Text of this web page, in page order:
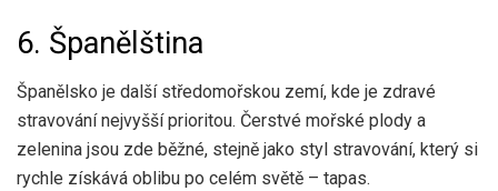
6. Španělština
Španělsko je další středomořskou zemí, kde je zdravé
stravování nejvyšší prioritou. Čerstvé mořské plody a
zelenina jsou zde běžné, stejně jako styl stravování, který si
rychle získává oblibu po celém světě – tapas.